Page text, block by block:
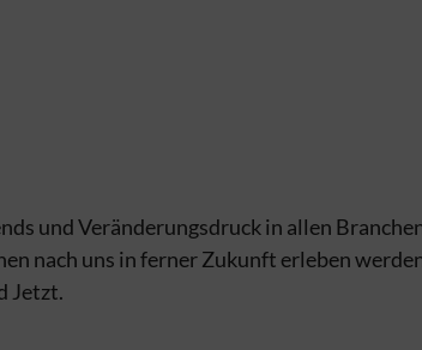
und Veränderungsdruck in allen
nach uns in ferner Zukunft erleben
Jetzt.